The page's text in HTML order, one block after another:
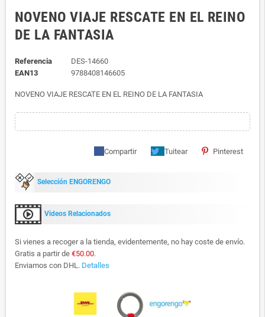
NOVENO VIAJE RESCATE EN EL REINO
DE LA FANTASIA
Referencia
DES-14660
EAN13
9788408146605
NOVENO VIAJE RESCATE EN EL REINO DE LA FANTASIA
Compartir Tuitear Pinterest
Selección ENGORENGO
Videos Relacionados
Si vienes a recoger a la tienda, evidentemente, no hay coste de envío.
Gratis a partir de €50.00.
Enviamos con DHL. Detalles